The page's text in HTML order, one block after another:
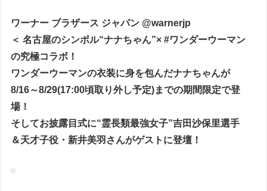
ワーナー ブラザース ジャパン @warnerjp
＜ 名古屋のシンボル“ナナちゃん”× #ワンダーウーマン
の究極コラボ！
ワンダーウーマンの衣装に身を包んだナナちゃんが
8/16～8/29(17:00頃取り外し予定)までの期間限定で登
場！
そしてお披露目式に“霊長類最強女子”吉田沙保里選手
＆天才子役・新井美羽さんがゲストに登壇！